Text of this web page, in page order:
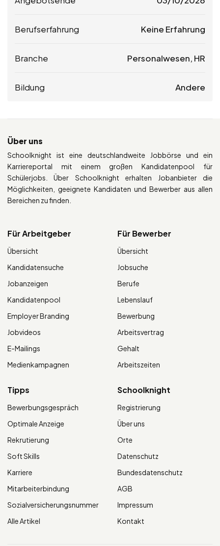
Berufserfahrung Keine Erfahrung
Branche Personalwesen, HR
Bildung Andere
Über uns
Schoolknight ist eine deutschlandweite Jobbörse und ein
Karriereportal mit einem großen Kandidatenpool für
Schülerjobs. Über Schoolknight erhalten Jobanbieter die
Möglichkeiten, geeignete Kandidaten und Bewerber aus allen
Bereichen zu finden.
Für Arbeitgeber
Übersicht
Kandidatensuche
Jobanzeigen
Kandidatenpool
Employer Branding
Jobvideos
E-Mailings
Medienkampagnen
Für Bewerber
Übersicht
Jobsuche
Berufe
Lebenslauf
Bewerbung
Arbeitsvertrag
Gehalt
Arbeitszeiten
Tipps
Bewerbungsgespräch
Optimale Anzeige
Rekrutierung
Soft Skills
Karriere
Mitarbeiterbindung
Sozialversicherungsnummer
Alle Artikel
Schoolknight
Registrierung
Über uns
Orte
Datenschutz
Bundesdatenschutz
AGB
Impressum
Kontakt